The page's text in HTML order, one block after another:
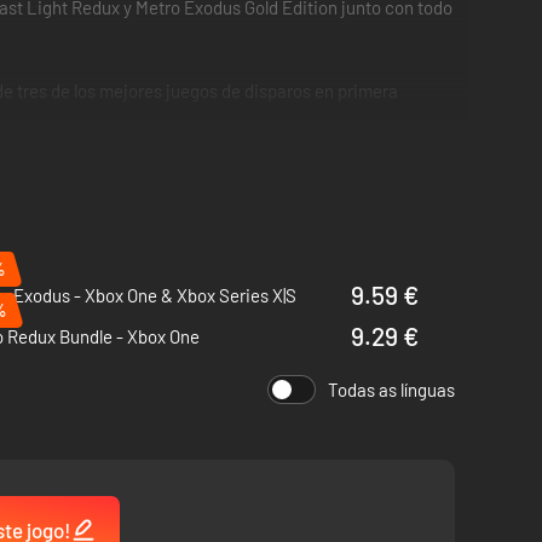
Light Redux y Metro Exodus Gold Edition junto con todo
Exodus - Xbox One & Xbox Series X|S
9.59 €
Redux Bundle - Xbox One
9.29 €
Todas as línguas
jogo!